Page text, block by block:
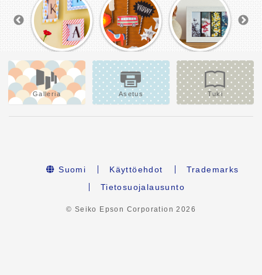
Galleria Asetus Tuki
Suomi Käyttöehdot
Trademarks
Tietosuojalausunto
© Seiko Epson Corporation2026